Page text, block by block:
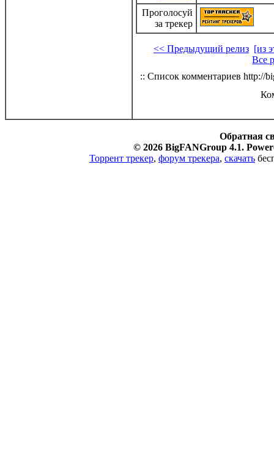
Проголосуй
за трекер
<< Предыдущий релиз [из
Все
:: Список комментариев http://
Обратная
© 2026 BigFANGroup 4.1.
Торрент трекер, форум трекера, скачать